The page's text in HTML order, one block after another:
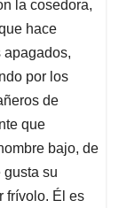
la cosedora,
hace
apagados,
por los
de
que
bajo, de
gusta su
frívolo. Él es